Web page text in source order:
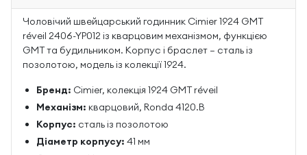
Чоловічий швейцарський годинник Cimier 1924 GMT
réveil 2406-YP012 із кварцовим механізмом, функцією
GMT та будильником. Корпус і браслет — сталь із
позолотою, модель із колекції 1924.
Бренд: Cimier, колекція 1924 GMT réveil
Механізм: кварцовий, Ronda 4120.B
Корпус: сталь із позолотою
Діаметр корпусу: 41 мм